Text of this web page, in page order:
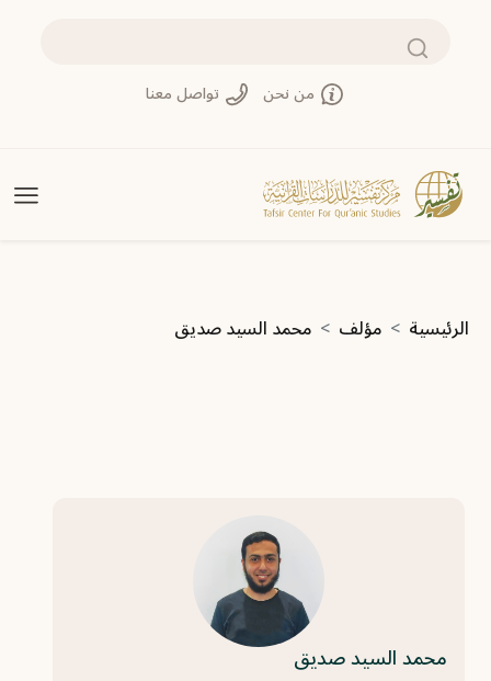
بحث
من نحن تواصل معنا
مسار التنقل
الرئيسية مؤلف محمد السيد صديق
محمد السيد صديق